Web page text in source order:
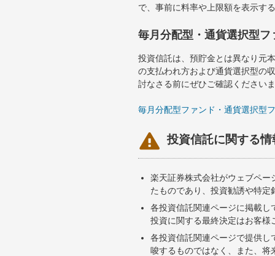
で、事前に料率や上限額を表示す
毎月分配型・通貨選択型
投資信託は、預貯金とは異なり元
の支払われ方および通貨選択型の
討なさる前にぜひご確認ください
毎月分配型ファンド・通貨選択型
 投資信託に関する
楽天証券株式会社がウェブペ
たものであり、投資勧誘や特
各投資信託関連ページに掲載
投資に関する最終決定はお客
各投資信託関連ページで提供
唆するものではなく、また、